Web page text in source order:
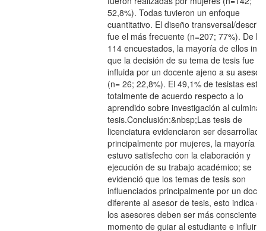
52,8%). Todas tuvieron un enfoque
cuantitativo. El diseño transversal/
fue el más frecuente (n=207; 77%). De los
114 encuestados, la mayoría de ellos
que la decisión de su tema de tesis fue
influida por un docente ajeno a su asesor
(n= 26; 22,8%). El 49,1% de tesistas
totalmente de acuerdo respecto a lo
aprendido sobre investigación al culminar
tesis.Conclusión:&nbsp;Las tesis de
licenciatura evidenciaron ser
principalmente por mujeres, la mayoría
estuvo satisfecho con la elaboración y
ejecución de su trabajo académico; se
evidenció que los temas de tesis son
influenciados principalmente por un
diferente al asesor de tesis, esto indica
los asesores deben ser más conscientes
momento de guiar al estudiante e influir